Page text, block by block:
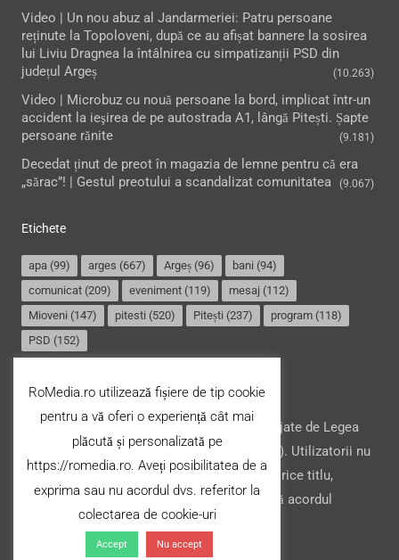
Video | Un nou abuz al Jandarmeriei: Patru persoane
reținute la Topoloveni, după ce au afișat bannere la sosirea
lui Liviu Dragnea la întâlnirea cu simpatizanții PSD din
județul Argeș
(10.263)
Video | Microbuz cu nouă persoane la bord, implicat într-un
accident la ieşirea de pe autostrada A1, lângă Pitești. Șapte
persoane rănite
(9.181)
Decedat ținut de preot în magazia de lemne pentru că era
„sărac”! | Gestul preotului a scandalizat comunitatea
(9.067)
Etichete
apa (99) arges (667) Argeș (96) bani (94)
comunicat (209) eveniment (119) mesaj (112)
Mioveni (147) pitesti (520) Pitești (237) program (118)
PSD (152)
Termeni și condiții
Website-ul şi conţinutul acestuia, sunt protejate de Legea
drepturilor de autor din România (nr. 8/1996). Utilizatorii nu
pot copia, stoca, modifica ori transfera cu orice titlu,
conţinutul acestuia (parțial sau integral), fără acordul
deținătorului.
RoMedia.ro utilizează fișiere de tip cookie
pentru a vă oferi o experiență cât mai
plăcută și personalizată pe
https://romedia.ro. Aveți posibilitatea de a
exprima sau nu acordul dvs. referitor la
colectarea de cookie-uri
Accept Nu accept